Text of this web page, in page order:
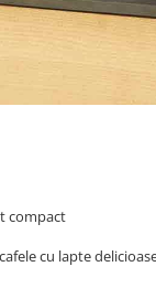
compact
cu lapte